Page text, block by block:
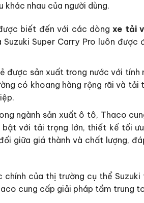
khác nhau của người dùng.
biết đến với các dòngxe tải
Super Carry Pro luôn
được sản xuất trong nước với
có khoang hàng rộng rãi và
ngành sản xuất ô tô, Thaco
với tải trọng lớn, thiết kế tối
giữa giá thành và chất lượng,
chính của thị trường cụ thể
cung cấp giải pháp tầm trung